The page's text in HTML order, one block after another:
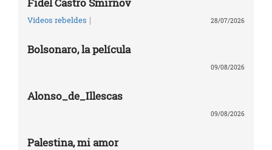
Vídeos rebeldes | 28/07/2026
Bolsonaro, la película
09/08/2026
Alonso_de_Illescas
09/08/2026
Palestina, mi amor